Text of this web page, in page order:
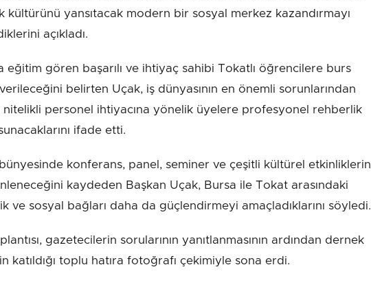
kültürünü yansıtacak modern bir sosyal merkez kazandırmayı
açıkladı.
eğitim gören başarılı ve ihtiyaç sahibi Tokatlı öğrencilere burs
belirten Uçak, iş dünyasının en önemli sorunlarından
nitelikli personel ihtiyacına yönelik üyelere profesyonel rehberlik
ifade etti.
konferans, panel, seminer ve çeşitli kültürel etkinliklerin
kaydeden Başkan Uçak, Bursa ile Tokat arasındaki
ve sosyal bağları daha da güçlendirmeyi amaçladıklarını söyledi.
gazetecilerin sorularının yanıtlanmasının ardından dernek
katıldığı toplu hatıra fotoğrafı çekimiyle sona erdi.